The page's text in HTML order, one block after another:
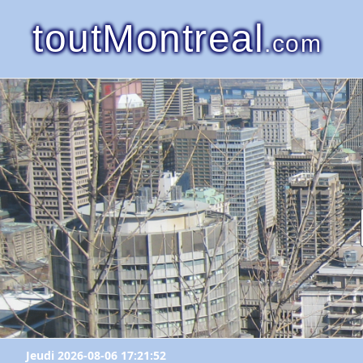
toutMontreal.com
Jeudi 2026-08-06 17:21:52